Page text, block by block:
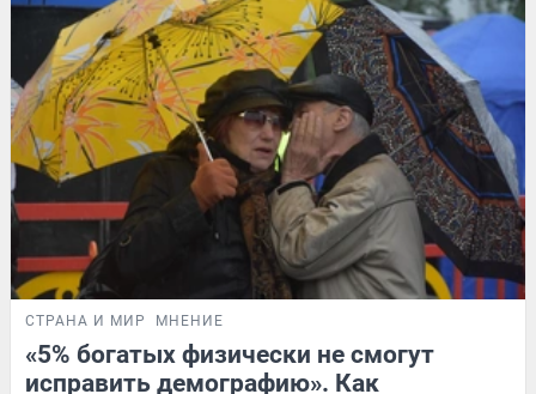
СТРАНА И МИР МНЕНИЕ
«5% богатых физически не смогут
исправить демографию». Как